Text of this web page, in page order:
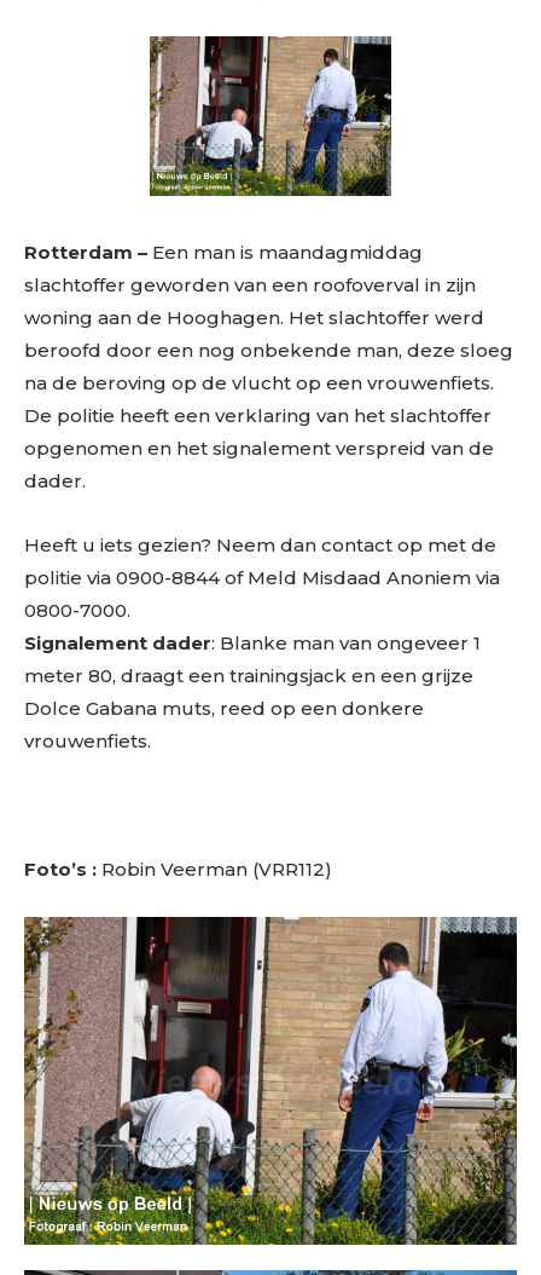
Rotterdam – Een man is maandagmiddag
slachtoffer geworden van een roofoverval in zijn
woning aan de Hooghagen. Het slachtoffer werd
beroofd door een nog onbekende man, deze sloeg
na de beroving op de vlucht op een vrouwenfiets.
De politie heeft een verklaring van het slachtoffer
opgenomen en het signalement verspreid van de
dader.
Heeft u iets gezien? Neem dan contact op met de
politie via 0900-8844 of Meld Misdaad Anoniem via
0800-7000.
Signalement dader: Blanke man van ongeveer 1
meter 80, draagt een trainingsjack en een grijze
Dolce Gabana muts, reed op een donkere
vrouwenfiets.
Foto’s : Robin Veerman (VRR112)